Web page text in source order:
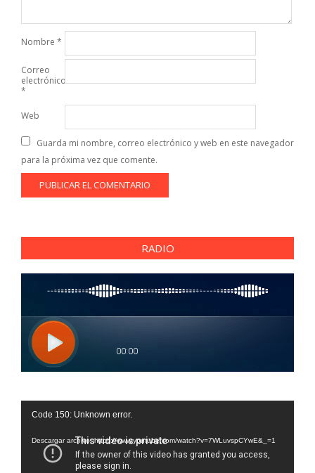
Nombre *
Correo
electrónico
*
Web
Guarda mi nombre, correo electrónico y web en este navegador
para la próxima vez que comente.
RADIO
Reproductor
vídeo
Code 150: Unknown error.
Descargar archivo: https://www.youtube.com/watch?v=7WLuvspCYwE&_=1